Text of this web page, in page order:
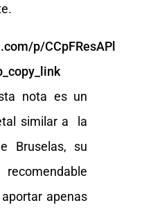
p/CCpFResAPl
nota es un
similar a la
Bruselas, su
apenas